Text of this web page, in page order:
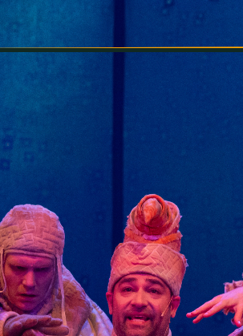
SZÍNHÁZ